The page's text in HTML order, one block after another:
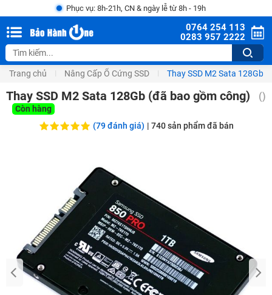
Phục vụ: 8h-21h, CN & ngày lễ từ 8h - 19h
0764 254 113
0283 957 2222
Trang chủ Nâng Cấp Ổ Cứng SSD Thay SSD M2 Sata 128Gb
Thay SSD M2 Sata 128Gb (đã bao gồm công) ()
Còn hàng
(79 đánh giá) | 740sản phẩm đã bán